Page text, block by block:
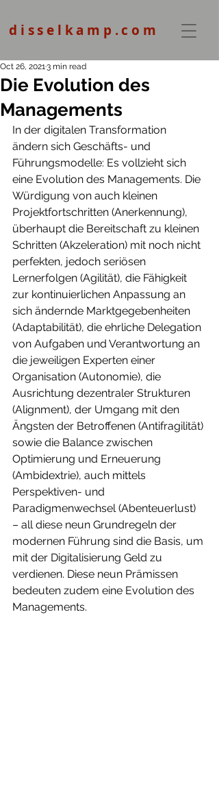
disselkamp.com
Die Evolution des
Managements
Oct 26, 20213 min read
In der digitalen Transformation
ändern sich Geschäfts- und
Führungsmodelle: Es vollzieht sich
eine Evolution des Managements. Die
Würdigung von auch kleinen
Projektfortschritten (Anerkennung),
überhaupt die Bereitschaft zu kleinen
Schritten (Akzeleration) mit noch nicht
perfekten, jedoch seriösen
Lernerfolgen (Agilität), die Fähigkeit
zur kontinuierlichen Anpassung an
sich ändernde Marktgegebenheiten
(Adaptabilität), die ehrliche Delegation
von Aufgaben und Verantwortung an
die jeweiligen Experten einer
Organisation (Autonomie), die
Ausrichtung dezentraler Strukturen
(Alignment), der Umgang mit den
Ängsten der Betroffenen (Antifragilität)
sowie die Balance zwischen
Optimierung und Erneuerung
(Ambidextrie), auch mittels
Perspektiven- und
Paradigmenwechsel (Abenteuerlust)
– all diese neun Grundregeln der
modernen Führung sind die Basis, um
mit der Digitalisierung Geld zu
verdienen. Diese neun Prämissen
bedeuten zudem eine Evolution des
Managements.